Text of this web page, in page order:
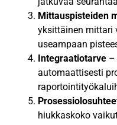
Mittauspisteiden
yksittäinen mittari
useampaan
Integraatiotarve –
automaattisesti
hiukkaskoko